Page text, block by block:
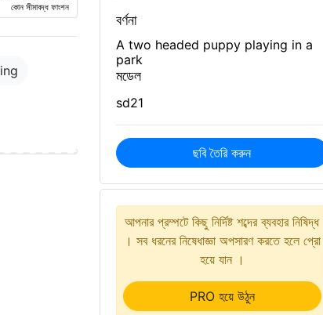
কোন সীমাবদ্ধ ফাংশন
বর্ণনা
A two headed puppy playing in a
park
মডেল
sd21
ছবি তৈরি করুন
আপনার প্রম্পটে কিছু নির্দিষ্ট শব্দের ব্যবহার নিষিদ্ধ
। সব ধরনের নিষেধাজ্ঞা অপসারণ করতে হলে প্রো
হয়ে যান ।
PRO হয়ে উঠুন